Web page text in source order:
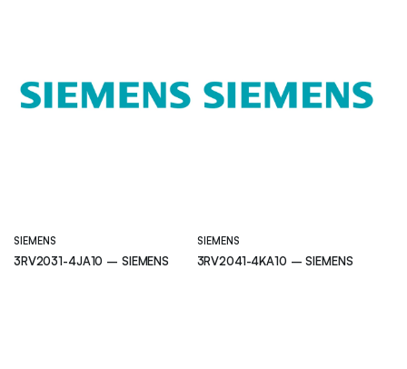
SIEMENS
3RV2031-4JA10 – SIEMENS
SIEMENS
3RV2041-4KA10 – SIEMENS